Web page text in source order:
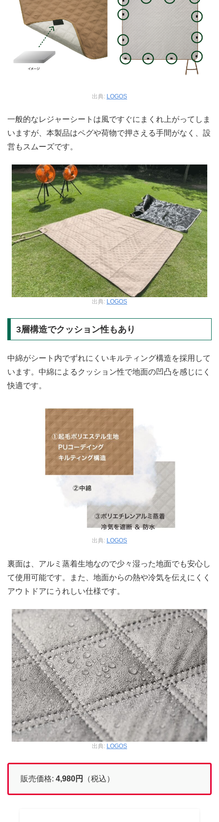
出典: LOGOS
一般的なレジャーシートは風ですぐにまくれ上がってしま
いますが、本製品はペグや荷物で押さえる手間がなく、設
営もスムーズです。
出典: LOGOS
3層構造でクッション性もあり
中綿がシート内でずれにくいキルティング構造を採用して
います。中綿によるクッション性で地面の凹凸を感じにく
快適です。
出典: LOGOS
裏面は、アルミ蒸着生地なので少々湿った地面でも安心し
て使用可能です。また、地面からの熱や冷気を伝えにくく
アウトドアにうれしい仕様です。
出典: LOGOS
販売価格: 4,980円 （税込）